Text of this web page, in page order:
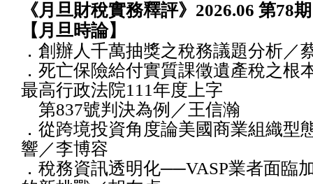
《月旦財稅實務釋評》2026.06 第78期
【月旦時論】
．創辦人千萬抽獎之稅務議題分析／
．死亡保險給付實質課徵遺產稅之根
最高行政法院111年度上字
第837號判決為例／王信瀚
．從跨境投資角度論美國商業組織型
響／李博容
．稅務資訊透明化──VASP業者面臨